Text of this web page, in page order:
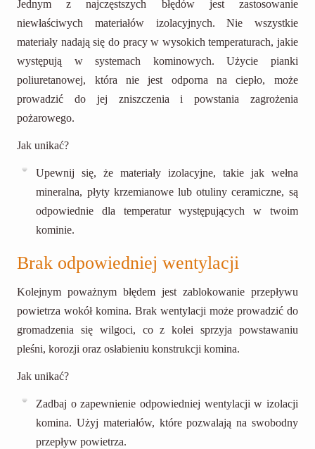
Jednym z najczęstszych błędów jest zastosowanie
niewłaściwych materiałów izolacyjnych. Nie wszystkie
materiały nadają się do pracy w wysokich temperaturach, jakie
występują w systemach kominowych. Użycie pianki
poliuretanowej, która nie jest odporna na ciepło, może
prowadzić do jej zniszczenia i powstania zagrożenia
pożarowego.
Jak unikać?
Upewnij się, że materiały izolacyjne, takie jak wełna
mineralna, płyty krzemianowe lub otuliny ceramiczne, są
odpowiednie dla temperatur występujących w twoim
kominie.
Brak odpowiedniej wentylacji
Kolejnym poważnym błędem jest zablokowanie przepływu
powietrza wokół komina. Brak wentylacji może prowadzić do
gromadzenia się wilgoci, co z kolei sprzyja powstawaniu
pleśni, korozji oraz osłabieniu konstrukcji komina.
Jak unikać?
Zadbaj o zapewnienie odpowiedniej wentylacji w izolacji
komina. Użyj materiałów, które pozwalają na swobodny
przepływ powietrza.